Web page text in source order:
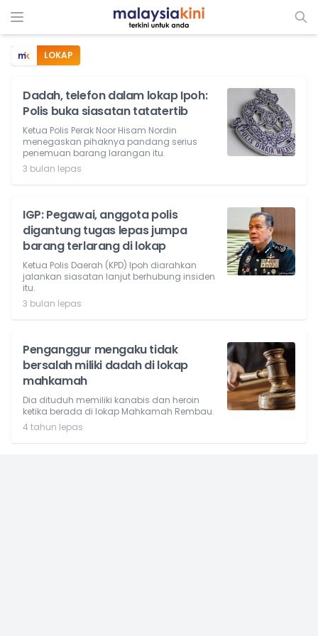
LOKAP
Dadah, telefon dalam lokap Ipoh:
Polis buka siasatan tatatertib
Ketua Polis Perak Noor Hisam Nordin
menegaskan pihaknya pandang serius
penemuan barang larangan itu.
3 bulan lepas
IGP: Pegawai, anggota polis
digantung tugas lepas jumpa
barang terlarang di lokap
Ketua Polis Daerah (KPD) Ipoh diarahkan
jalankan siasatan lanjut berhubung insiden
itu.
3 bulan lepas
Penganggur mengaku tidak
bersalah miliki dadah di lokap
mahkamah
Dia dituduh memiliki kanabis dan heroin
ketika berada di lokap Mahkamah Rembau.
4 tahun lepas